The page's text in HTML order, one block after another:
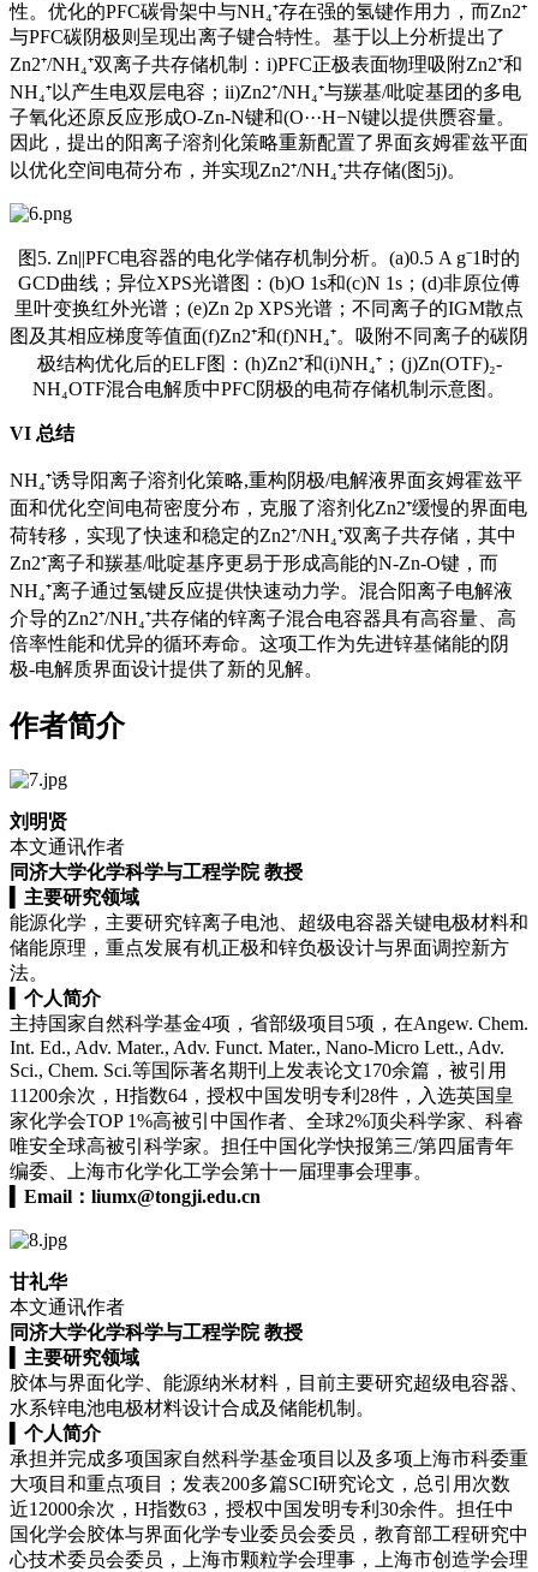
性。优化的PFC碳骨架中与NH₄⁺存在强的氢键作用力，而Zn2⁺
与PFC碳阴极则呈现出离子键合特性。基于以上分析提出了
Zn2⁺/NH₄⁺双离子共存储机制：i)PFC正极表面物理吸附Zn2⁺和
NH₄⁺以产生电双层电容；ii)Zn2⁺/NH₄⁺与羰基/吡啶基团的多电
子氧化还原反应形成O-Zn-N键和(O···H−N键以提供赝容量。
因此，提出的阳离子溶剂化策略重新配置了界面亥姆霍兹平面
以优化空间电荷分布，并实现Zn2⁺/NH₄⁺共存储(图5j)。
图5. Zn||PFC电容器的电化学储存机制分析。(a)0.5 A g⁻1时的
GCD曲线；异位XPS光谱图：(b)O 1s和(c)N 1s；(d)非原位傅
里叶变换红外光谱；(e)Zn 2p XPS光谱；不同离子的IGM散点
图及其相应梯度等值面(f)Zn2⁺和(f)NH₄⁺。吸附不同离子的碳阴
极结构优化后的ELF图：(h)Zn2⁺和(i)NH₄⁺；(j)Zn(OTF)₂-
NH₄OTF混合电解质中PFC阴极的电荷存储机制示意图。
VI 总结
NH₄⁺诱导阳离子溶剂化策略,重构阴极/电解液界面亥姆霍兹平
面和优化空间电荷密度分布，克服了溶剂化Zn2⁺缓慢的界面电
荷转移，实现了快速和稳定的Zn2⁺/NH₄⁺双离子共存储，其中
Zn2⁺离子和羰基/吡啶基序更易于形成高能的N-Zn-O键，而
NH₄⁺离子通过氢键反应提供快速动力学。混合阳离子电解液
介导的Zn2⁺/NH₄⁺共存储的锌离子混合电容器具有高容量、高
倍率性能和优异的循环寿命。这项工作为先进锌基储能的阴
极-电解质界面设计提供了新的见解。
作者简介
刘明贤
本文通讯作者
同济大学化学科学与工程学院 教授
主要研究领域
能源化学，主要研究锌离子电池、超级电容器关键电极材料和
储能原理，重点发展有机正极和锌负极设计与界面调控新方
法。
个人简介
主持国家自然科学基金4项，省部级项目5项，在Angew. Chem.
Int. Ed., Adv. Mater., Adv. Funct. Mater., Nano-Micro Lett., Adv.
Sci., Chem. Sci.等国际著名期刊上发表论文170余篇，被引用
11200余次，H指数64，授权中国发明专利28件，入选英国皇
家化学会TOP 1%高被引中国作者、全球2%顶尖科学家、科睿
唯安全球高被引科学家。担任中国化学快报第三/第四届青年
编委、上海市化学化工学会第十一届理事会理事。
Email： liumx@tongji.edu.cn
甘礼华
本文通讯作者
同济大学化学科学与工程学院 教授
主要研究领域
胶体与界面化学、能源纳米材料，目前主要研究超级电容器、
水系锌电池电极材料设计合成及储能机制。
个人简介
承担并完成多项国家自然科学基金项目以及多项上海市科委重
大项目和重点项目；发表200多篇SCI研究论文，总引用次数
近12000余次，H指数63，授权中国发明专利30余件。担任中
国化学会胶体与界面化学专业委员会委员，教育部工程研究中
心技术委员会委员，上海市颗粒学会理事，上海市创造学会理